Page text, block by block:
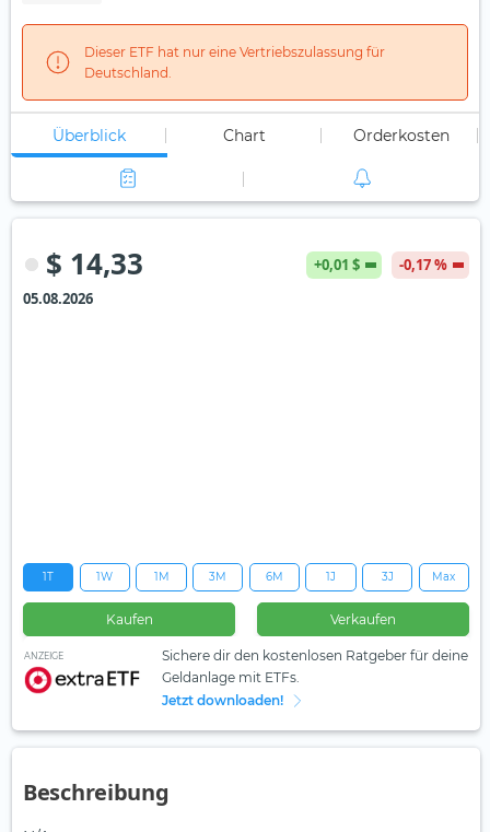
Dieser ETF hat nur eine Vertriebszulassung für
Deutschland.
Überblick Chart Orderkosten
$ 14,33 +0,01 $
-0,17 %
05.08.2026
1T 1W 1M 3M 6M 1J 3J Max
Kaufen Verkaufen
ANZEIGE
Sichere dir den kostenlosen Ratgeber für deine
Geldanlage mit ETFs.
Jetzt downloaden!
Beschreibung